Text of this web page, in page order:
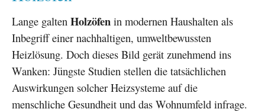
Lange galten Holzöfen in modernen Haushalten als
Inbegriff einer nachhaltigen, umweltbewussten
Heizlösung. Doch dieses Bild gerät zunehmend ins
Wanken: Jüngste Studien stellen die tatsächlichen
Auswirkungen solcher Heizsysteme auf die
menschliche Gesundheit und das Wohnumfeld infrage.